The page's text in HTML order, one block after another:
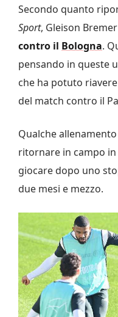
Secondo quanto
Sport, Gleison
contro il Bologna.
pensando in queste
che ha potuto
del match contro il
Qualche
ritornare in campo
giocare dopo uno
due mesi e mezzo.